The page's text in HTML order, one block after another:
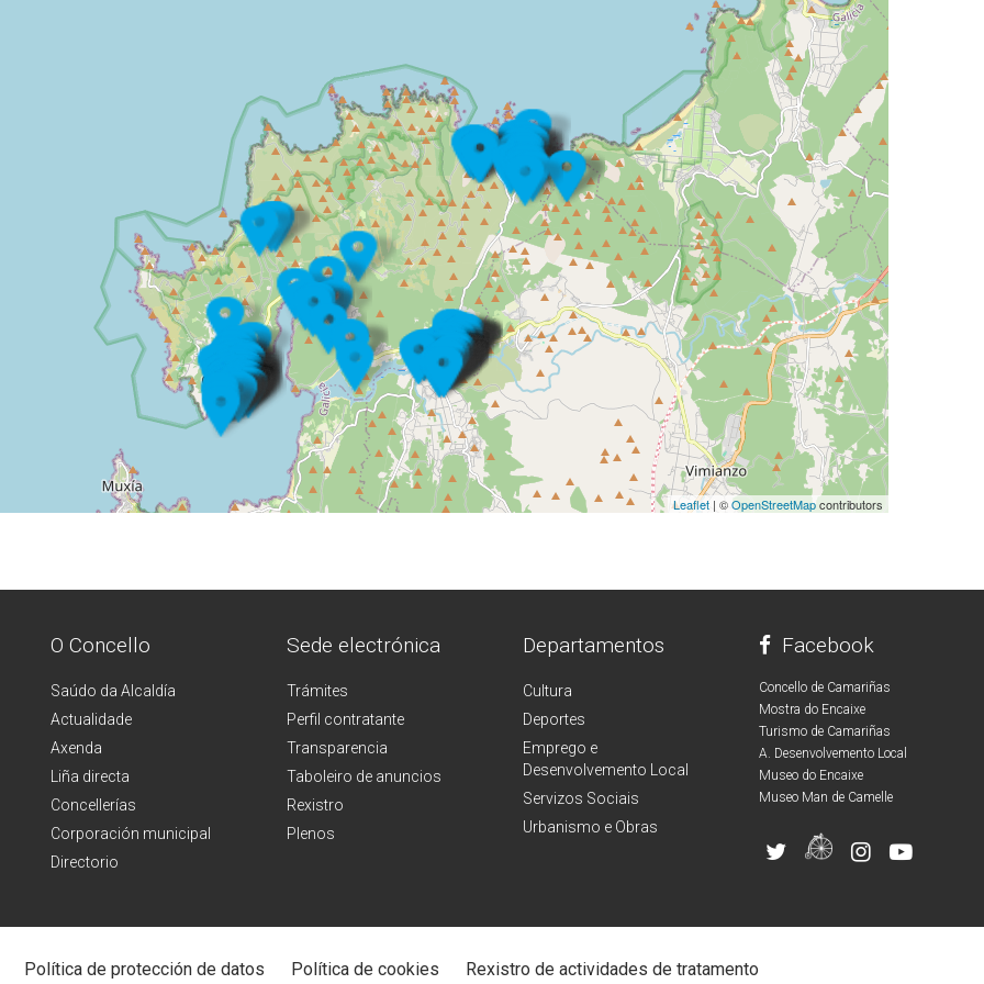
Leaflet | ©OpenStreetMapcontributors
O Concello
Saúdo da Alcaldía
Actualidade
Axenda
Liña directa
Concellerías
Corporación municipal
Directorio
Sede electrónica
Trámites
Perfil contratante
Transparencia
Taboleiro de anuncios
Rexistro
Plenos
Departamentos
Cultura
Deportes
Emprego e
Desenvolvemento Local
Servizos Sociais
Urbanismo e Obras
Facebook
Concello de Camariñas
Mostra do Encaixe
Turismo de Camariñas
A. Desenvolvemento Local
Museo do Encaixe
Museo Man de Camelle
Política de protección de datos Política de cookies Rexistro de actividades de tratamento